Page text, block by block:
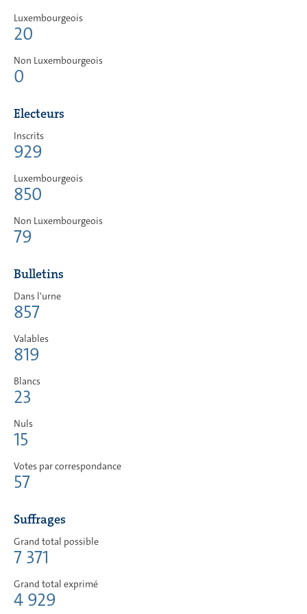
Luxembourgeois
20
Non Luxembourgeois
0
Electeurs
Inscrits
929
Luxembourgeois
850
Non Luxembourgeois
79
Bulletins
Dans l'urne
857
Valables
819
Blancs
23
Nuls
15
Votes par correspondance
57
Suffrages
Grand total possible
7 371
Grand total exprimé
4 929